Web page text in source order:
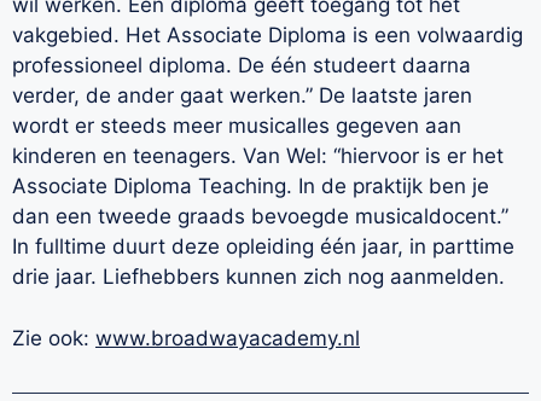
wil werken. Een diploma geeft toegang tot het
vakgebied. Het Associate Diploma is een volwaardig
professioneel diploma. De één studeert daarna
verder, de ander gaat werken.” De laatste jaren
wordt er steeds meer musicalles gegeven aan
kinderen en teenagers. Van Wel: “hiervoor is er het
Associate Diploma Teaching. In de praktijk ben je
dan een tweede graads bevoegde musicaldocent.”
In fulltime duurt deze opleiding één jaar, in parttime
drie jaar. Liefhebbers kunnen zich nog aanmelden.
Zie ook: www.broadwayacademy.nl